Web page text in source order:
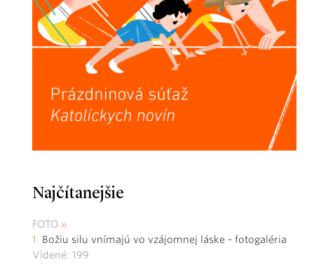
Najčítanejšie
FOTO
Božiu silu vnímajú vo vzájomnej láske - fotogaléria
Videné: 199